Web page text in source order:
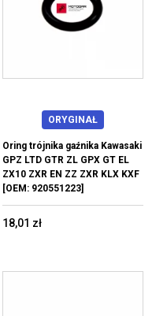
ORYGINAŁ
Oring trójnika gaźnika Kawasaki
GPZ LTD GTR ZL GPX GT EL
ZX10 ZXR EN ZZ ZXR KLX KXF
[OEM: 920551223]
18,01 zł